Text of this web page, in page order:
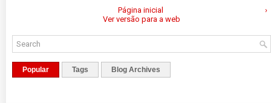
›
Página inicial
Ver versão para a web
Popular Tags Blog Archives